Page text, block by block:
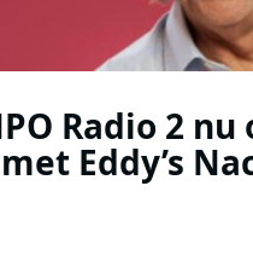
Radio 2
Eddy’s